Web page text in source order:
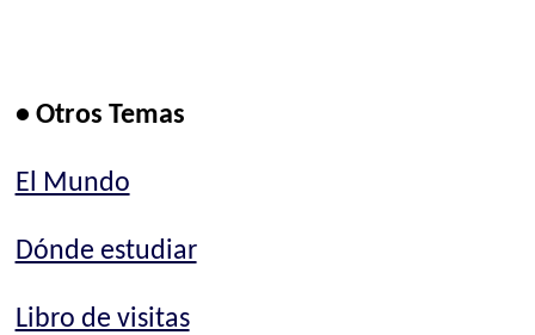
• Otros Temas
El Mundo
Dónde estudiar
Libro de visitas